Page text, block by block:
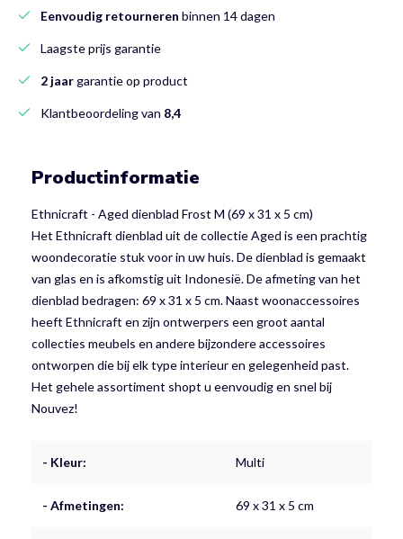
Eenvoudig retourneren binnen 14 dagen
Laagste prijs garantie
2 jaargarantie op product
Klantbeoordeling van 8,4
Productinformatie
Ethnicraft - Aged dienblad Frost M (69 x 31 x 5 cm)
Het Ethnicraft dienblad uit de collectie Aged is een prachtig
woondecoratie stuk voor in uw huis. De dienblad is gemaakt
van glas en is afkomstig uit Indonesië. De afmeting van het
dienblad bedragen: 69 x 31 x 5 cm. Naast woonaccessoires
heeft Ethnicraft en zijn ontwerpers een groot aantal
collecties meubels en andere bijzondere accessoires
ontworpen die bij elk type interieur en gelegenheid past.
Het gehele assortiment shopt u eenvoudig en snel bij
Nouvez!
- Kleur: Multi
- Afmetingen: 69 x 31 x 5 cm